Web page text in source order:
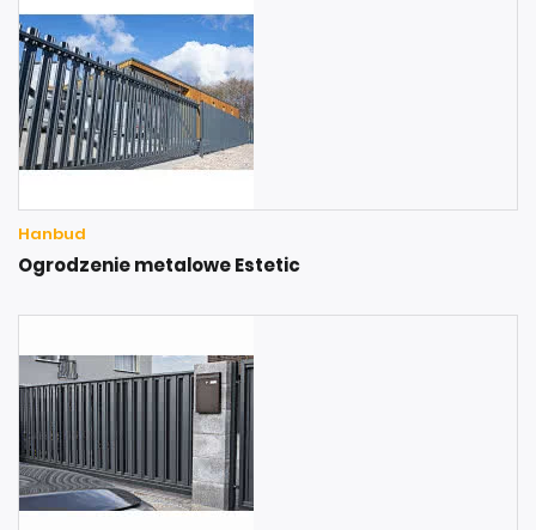
Hanbud
Ogrodzenie metalowe Estetic